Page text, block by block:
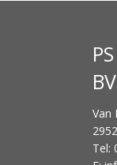
BV
Van
Tel: